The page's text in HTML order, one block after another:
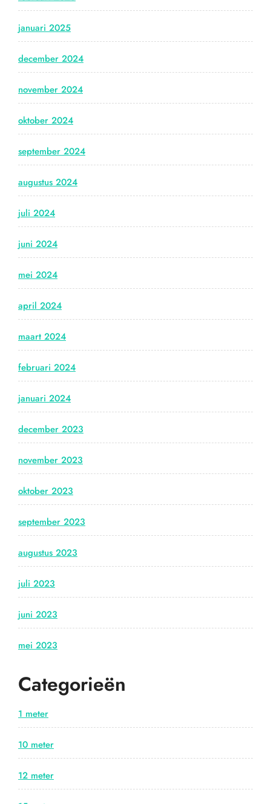
januari 2025
december 2024
november 2024
oktober 2024
september 2024
augustus 2024
juli 2024
juni 2024
mei 2024
april 2024
maart 2024
februari 2024
januari 2024
december 2023
november 2023
oktober 2023
september 2023
augustus 2023
juli 2023
juni 2023
mei 2023
Categorieën
1 meter
10 meter
12 meter